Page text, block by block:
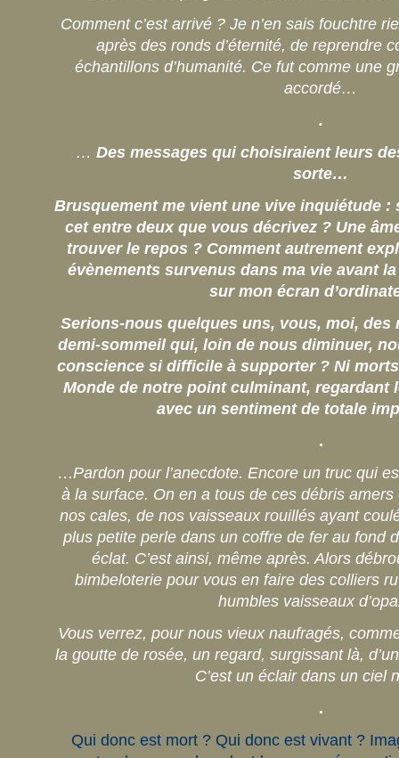
Comment c’est arrivé ? Je n’en sais fouchtre
après des ronds d’éternité, de reprendre
échantillons d’humanité. Ce fut comme une
accordé…
.
… Des messages qui choisiraient leurs
sorte…
Brusquement me vient une vive inquiétude :
cet entre deux que vous décrivez ? Une
trouver le repos ? Comment autrement
évènements survenus dans ma vie avant
sur mon écran
Serions-nous quelques uns, vous, moi, des
demi-sommeil qui, loin de nous diminuer,
conscience si difficile à supporter ? Ni
Monde de notre point culminant, regardant
avec un sentiment de totale
.
…Pardon pour l’anecdote. Encore un truc qui
à la surface. On en a tous de ces débris
nos cales, de nos vaisseaux rouillés ayant
plus petite perle dans un coffre de fer au fond
éclat. C’est ainsi, même après. Alors
bimbeloterie pour vous en faire des colliers
humbles vaisseaux
Vous verrez, pour nous vieux naufragés,
la goutte de rosée, un regard, surgissant là,
C’est un éclair dans un ciel
.
Qui donc est mort ? Qui donc est vivant ?